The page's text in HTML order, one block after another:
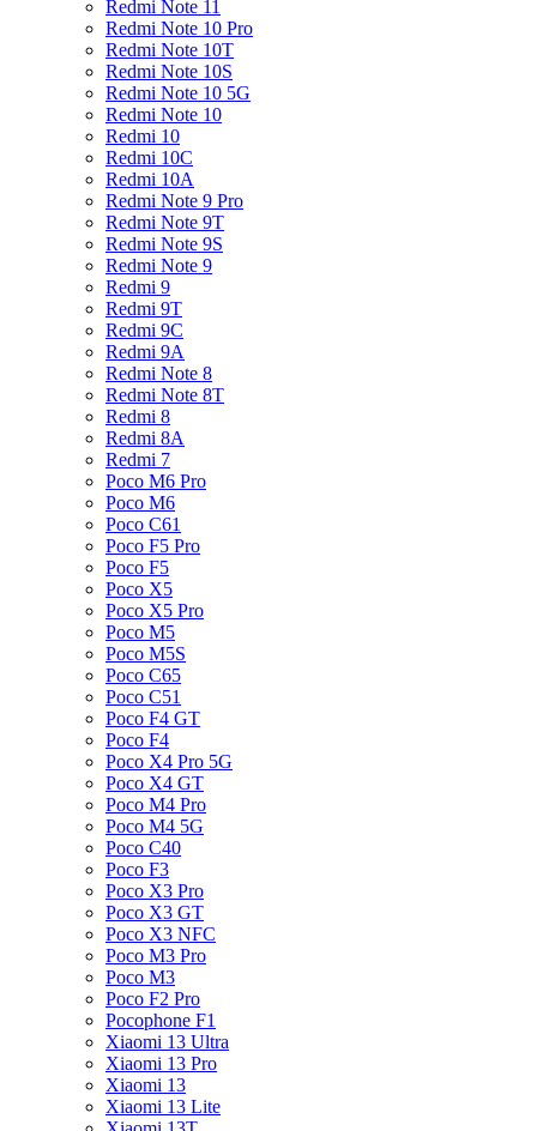
Redmi Note 11
Redmi Note 10 Pro
Redmi Note 10T
Redmi Note 10S
Redmi Note 10 5G
Redmi Note 10
Redmi 10
Redmi 10C
Redmi 10A
Redmi Note 9 Pro
Redmi Note 9T
Redmi Note 9S
Redmi Note 9
Redmi 9
Redmi 9T
Redmi 9C
Redmi 9A
Redmi Note 8
Redmi Note 8T
Redmi 8
Redmi 8A
Redmi 7
Poco M6 Pro
Poco M6
Poco C61
Poco F5 Pro
Poco F5
Poco X5
Poco X5 Pro
Poco M5
Poco M5S
Poco C65
Poco C51
Poco F4 GT
Poco F4
Poco X4 Pro 5G
Poco X4 GT
Poco M4 Pro
Poco M4 5G
Poco C40
Poco F3
Poco X3 Pro
Poco X3 GT
Poco X3 NFC
Poco M3 Pro
Poco M3
Poco F2 Pro
Pocophone F1
Xiaomi 13 Ultra
Xiaomi 13 Pro
Xiaomi 13
Xiaomi 13 Lite